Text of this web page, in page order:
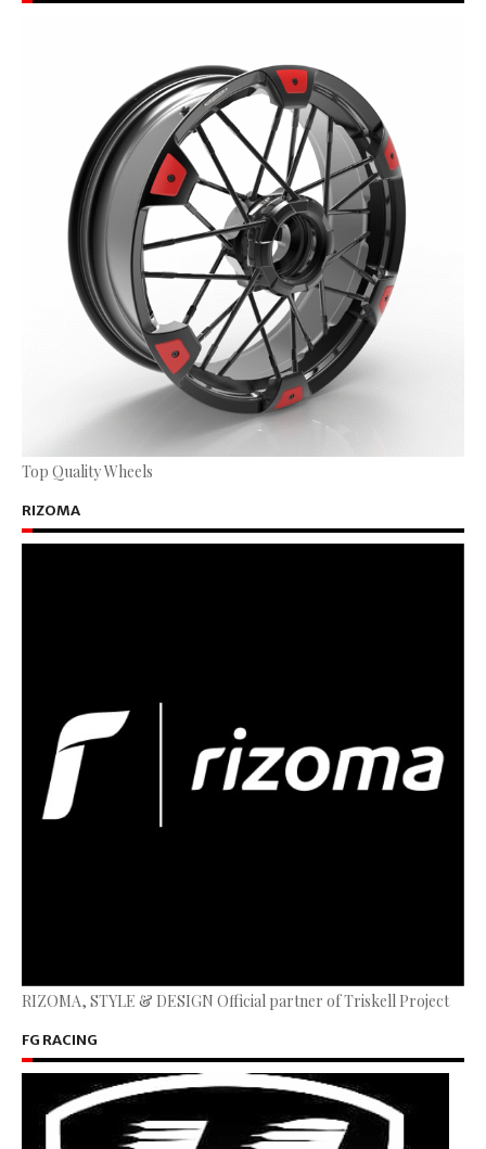
Top Quality Wheels
RIZOMA
RIZOMA, STYLE & DESIGN Official partner of Triskell Project
FG RACING